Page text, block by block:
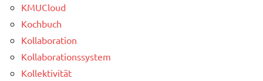
KMUCloud
Kochbuch
Kollaboration
Kollaborationssystem
Kollektivität